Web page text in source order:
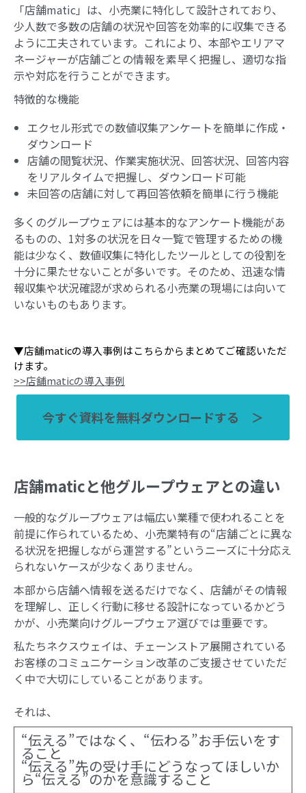
「店舗matic」は、小売業に特化して設計されており、
少人数で多数の店舗の状況や回答を効率的に収集できる
ように工夫されています。これにより、本部やエリアマ
ネージャーが店舗ごとの情報を素早く把握し、適切な指
示や対応を行うことができます。
特徴的な機能
エクセル形式での数値収集アンケートを簡単に作成・
ダウンロード
店舗の閲覧状況、作業実施状況、回答状況、回答内容
をリアルタイムで把握し、ダウンロード可能
未回答の店舗に対して再回答依頼を簡単に行う機能
多くのグループウェアには基本的なアンケート機能があ
るものの、1対多の状況を日々一覧で管理するための機
能は少なく、数値収集に特化したツールとしての役割を
十分に果たせないことが多いです。そのため、迅速な情
報収集や状況確認が求められる小売業の現場には向いて
いないものもあります。
▼店舗maticの導入事例はこちらからまとめてご確認いただ
けます。
>>店舗maticの導入事例
今すぐ資料を無料ダウンロードする　＞
店舗maticと他グループウェアとの違い
一般的なグループウェアは幅広い業種で使われることを
前提に作られているため、小売業特有の“店舗ごとに異な
る状況を把握しながら運営する”というニーズに十分応え
られないケースが少なくありません。
本部から店舗へ情報を送るだけでなく、店舗がその情報
を理解し、正しく行動に移せる設計になっているかどう
かが、小売業向けグループウェア選びでは重要です。
私たちネクスウェイは、チェーンストア展開されている
お客様のコミュニケーション改革のご支援させていただ
く中で大切にしていることがあります。
それは、
“伝える”ではなく、“伝わる”お手伝いをす
ること
“伝える”先の受け手にどうなってほしいか
ら“伝える”のかを意識すること